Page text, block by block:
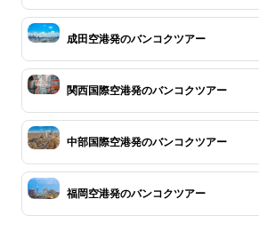
成田空港発のバンコクツアー
関西国際空港発のバンコクツアー
中部国際空港発のバンコクツアー
福岡空港発のバンコクツアー